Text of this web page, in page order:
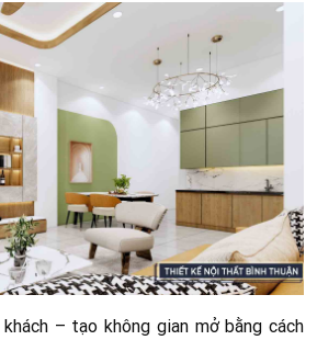
– tạo không gian mở bằng cách